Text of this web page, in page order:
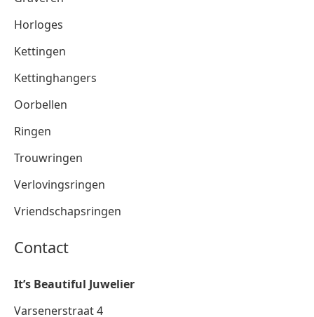
Horloges
Kettingen
Kettinghangers
Oorbellen
Ringen
Trouwringen
Verlovingsringen
Vriendschapsringen
Contact
It’s Beautiful Juwelier
Varsenerstraat 4